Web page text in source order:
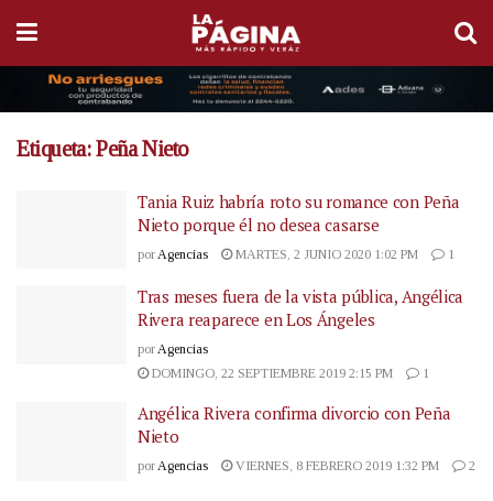
Etiqueta:Peña Nieto
Tania Ruiz habría roto su romance con Peña
Nieto porque él no desea casarse
por Agencias MARTES, 2 JUNIO 2020 1:02 PM 1
Tras meses fuera de la vista pública, Angélica
Rivera reaparece en Los Ángeles
porAgencias
DOMINGO, 22 SEPTIEMBRE 2019 2:15 PM
1
Angélica Rivera confirma divorcio con Peña
Nieto
porAgencias VIERNES, 8 FEBRERO 2019 1:32 PM 2